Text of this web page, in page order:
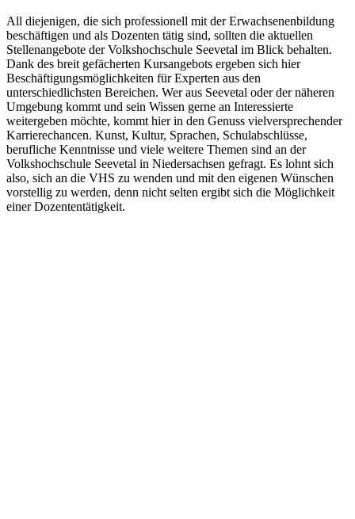
All diejenigen, die sich professionell mit der Erwachsenenbildung
beschäftigen und als Dozenten tätig sind, sollten die aktuellen
Stellenangebote der Volkshochschule Seevetal im Blick behalten.
Dank des breit gefächerten Kursangebots ergeben sich hier
Beschäftigungsmöglichkeiten für Experten aus den
unterschiedlichsten Bereichen. Wer aus Seevetal oder der näheren
Umgebung kommt und sein Wissen gerne an Interessierte
weitergeben möchte, kommt hier in den Genuss vielversprechender
Karrierechancen. Kunst, Kultur, Sprachen, Schulabschlüsse,
berufliche Kenntnisse und viele weitere Themen sind an der
Volkshochschule Seevetal in Niedersachsen gefragt. Es lohnt sich
also, sich an die VHS zu wenden und mit den eigenen Wünschen
vorstellig zu werden, denn nicht selten ergibt sich die Möglichkeit
einer Dozententätigkeit.